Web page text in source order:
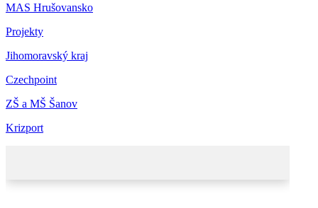
MAS Hrušovansko
Projekty
Jihomoravský kraj
Czechpoint
ZŠ a MŠ Šanov
Krizport